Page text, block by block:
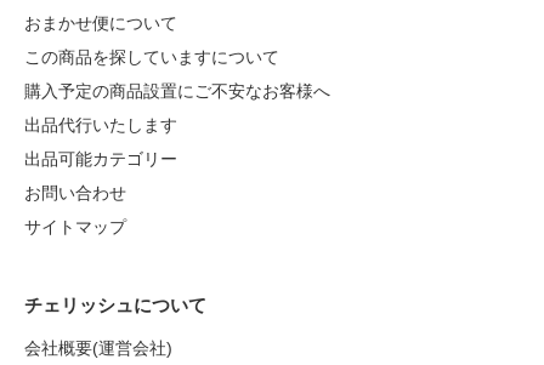
おまかせ便について
この商品を探していますについて
購入予定の商品設置にご不安なお客様へ
出品代行いたします
出品可能カテゴリー
お問い合わせ
サイトマップ
チェリッシュについて
会社概要(運営会社)